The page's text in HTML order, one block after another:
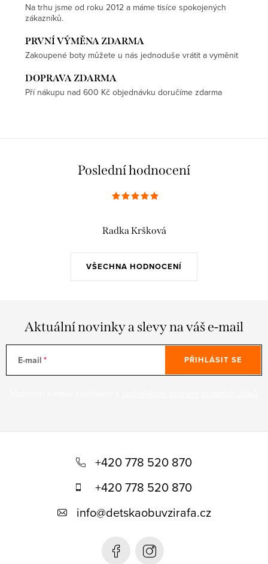
Na trhu jsme od roku 2012 a máme tisíce spokojených
zákazníků.
PRVNÍ VÝMĚNA ZDARMA
Zakoupené boty můžete u nás jednoduše vrátit a vyměnit
DOPRAVA ZDARMA
Pří nákupu nad 600 Kč objednávku doručíme zdarma
Poslední hodnocení
VŠECHNA HODNOCENÍ
Radka Kršková
Aktuální novinky a slevy na váš e-mail
E-mail PŘIHLÁSIT SE
+420 778 520 870
+420 778 520 870
info@detskaobuvzirafa.cz